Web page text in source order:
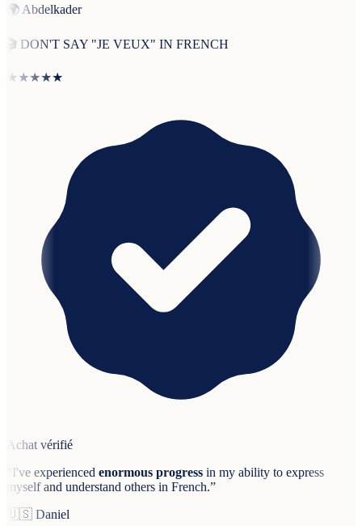
🌍 Abdelkader
🎬 DON'T SAY "JE VEUX" IN FRENCH
★★★★★
Achat vérifié
I've experienced enormous progress in my ability to express
myself and understand others in French.”
🇺🇸 Daniel